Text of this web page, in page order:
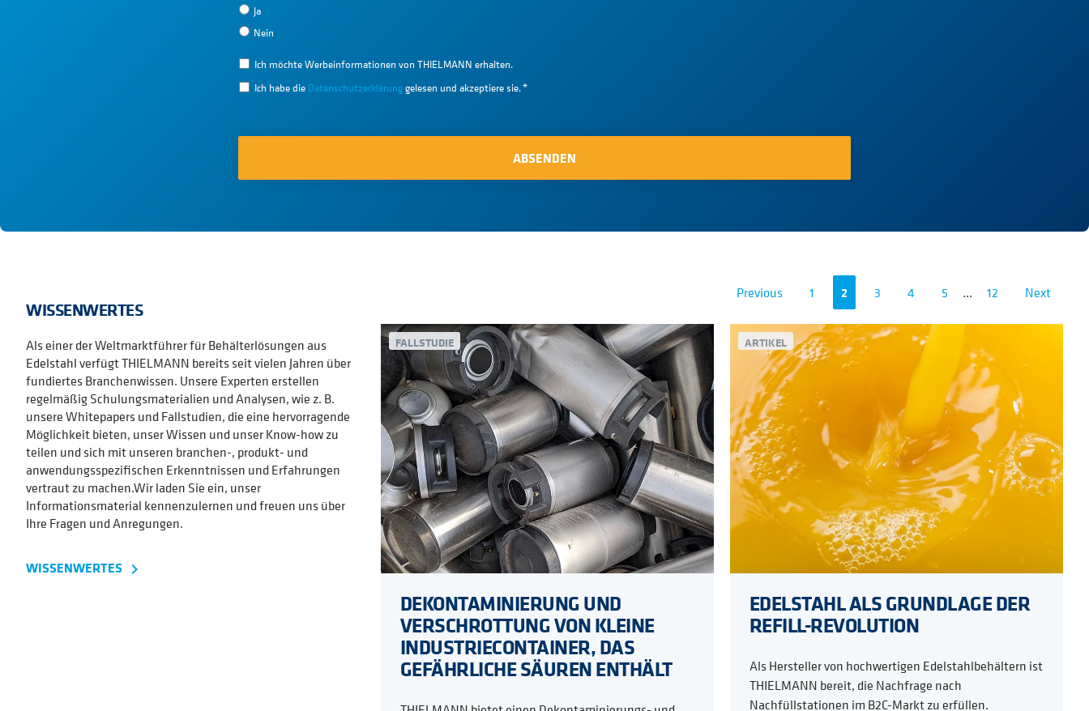
Ja
Nein
Ich möchte Werbeinformationen von THIELMANN erhalten.
Ich habe die Datenschutzerklärunggelesen und akzeptiere sie.*
WISSENWERTES
Als einer der Weltmarktführer für Behälterlösungen aus
Edelstahl verfügt THIELMANN bereits seit vielen Jahren über
fundiertes Branchenwissen. Unsere Experten erstellen
regelmäßig Schulungsmaterialien und Analysen, wie z. B.
unsere Whitepapers und Fallstudien, die eine hervorragende
Möglichkeit bieten, unser Wissen und unser Know-how zu
teilen und sich mit unseren branchen-, produkt- und
anwendungsspezifischen Erkenntnissen und Erfahrungen
vertraut zu machen.Wir laden Sie ein, unser
Informationsmaterial kennenzulernen und freuen uns über
Ihre Fragen und Anregungen.
WISSENWERTES navigate_next
Previous 1 2 3 4 5 ... 12 Next
FALLSTUDIE
DEKONTAMINIERUNG UND
VERSCHROTTUNG VON KLEINE
INDUSTRIECONTAINER, DAS
GEFÄHRLICHE SÄUREN ENTHÄLT
ARTIKEL
EDELSTAHL ALS GRUNDLAGE DER
REFILL-REVOLUTION
Als Hersteller von hochwertigen Edelstahlbehältern ist
THIELMANN bereit, die Nachfrage nach
Nachfüllstationen im B2C-Markt zu erfüllen.